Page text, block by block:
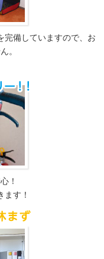
完備していますので、お
。
！
ます！